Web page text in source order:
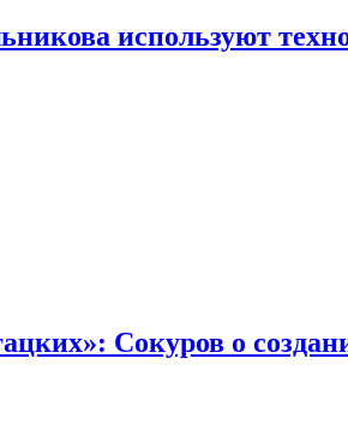
используют
Сокуров о